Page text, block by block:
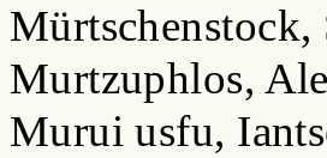
Mürtschenstock,
Murtzuphlos,
Murui usfu,